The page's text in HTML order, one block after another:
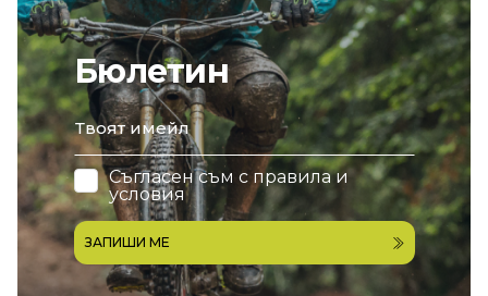
Бюлетин
email
Съгласен съм с правила и
условия
ЗАПИШИ МЕ